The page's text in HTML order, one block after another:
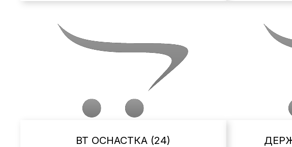
ВТ ОСНАСТКА (24)